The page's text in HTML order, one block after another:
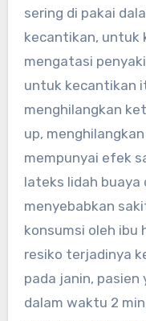
sering di pakai
kecantikan, untuk
mengatasi
untuk kecantikan
menghilangkan
up,
mempunyai efek
lateks lidah buaya
menyebabkan
konsumsi oleh ibu
resiko terjadinya
pada janin, pasien
dalam waktu 2